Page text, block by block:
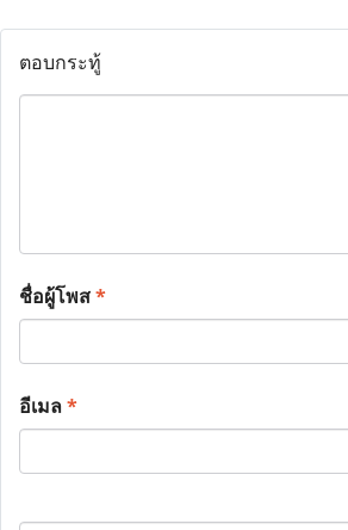
ตอบกระทู้
ชื่อผู้โพส*
อีเมล*